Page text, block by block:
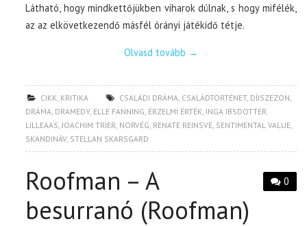
Látható, hogy mindkettőjükben viharok dúlnak, s hogy mifélék,
az az elkövetkezendő másfél órányi játékidő tétje.
Olvasd tovább →
CIKK, KRITIKA CSALÁDI DRÁMA, CSALÁDTÖRTÉNET, DÍJSZEZON,
DRÁMA, DRAMEDY, ELLE FANNING, ÉRZELMI ÉRTÉK, INGA IBSDOTTER
LILLEAAS,JOACHIM TRIER, NORVÉG, RENATE REINSVE, SENTIMENTAL VALUE,
SKANDINÁV, STELLAN SKARSGARD
0
Roofman – A
besurranó (Roofman)